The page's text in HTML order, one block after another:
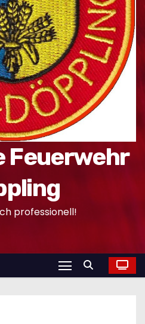
Feuerwehr
professionell!